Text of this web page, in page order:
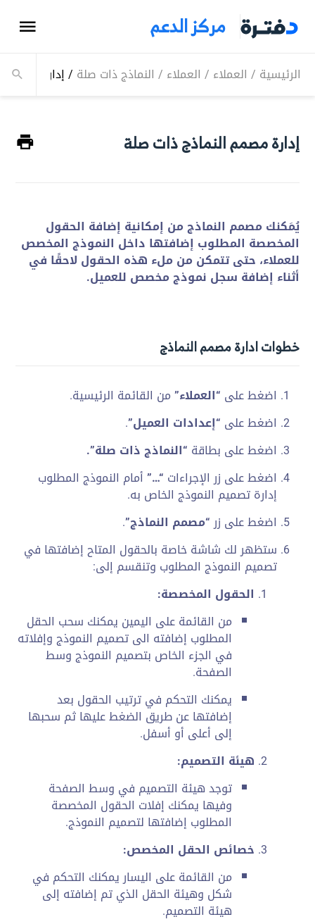
مركز الدعم
الرئيسية / العملاء / العملاء / النماذج ذات صلة /إدارة مصمم
إدارة مصمم النماذج ذات صلة
يُمَكنك مصمم النماذج من إمكانية إضافة الحقول
المخصصة المطلوب إضافتها داخل النموذج المخصص
للعملاء، حتى تتمكن من ملء هذه الحقول لاحقًا في
أثناء إضافة سجل نموذج مخصص للعميل.
خطوات ادارة مصمم النماذج
اضغط على “العملاء”من القائمة الرئيسية.
اضغط على “إعدادات العميل”.
اضغط على بطاقة “النماذج ذات صلة”.
اضغط على زر الإجراءات “…”أمام النموذج المطلوب
إدارة تصميم النموذج الخاص به.
اضغط على زر“مصمم النماذج”.
ستظهر لك شاشة خاصة بالحقول المتاح إضافتها في
تصميم النموذج المطلوب وتنقسم إلى:
الحقول المخصصة:
من القائمة على اليمين يمكنك سحب الحقل
المطلوب إضافته الى تصميم النموذج وإفلاته
في الجزء الخاص بتصميم النموذج وسط
الصفحة.
يمكنك التحكم في ترتيب الحقول بعد
إضافتها عن طريق الضغط عليها ثم سحبها
إلى أعلى أو أسفل.
هيئة التصميم:
توجد هيئة التصميم في وسط الصفحة
وفيها يمكنك إفلات الحقول المخصصة
المطلوب إضافتها لتصميم النموذج.
خصائص الحقل المخصص:
من القائمة على اليسار يمكنك التحكم في
شكل وهيئة الحقل الذي تم إضافته إلى
هيئة التصميم.